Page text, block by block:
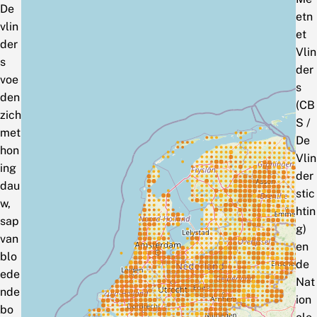
De
vlin
der
s
voe
den
zich
met
hon
ing
dau
w,
sap
van
blo
ede
nde
bo
etn
et
Vlin
der
s
(CB
S /
De
Vlin
der
stic
htin
g)
en
de
Nat
ion